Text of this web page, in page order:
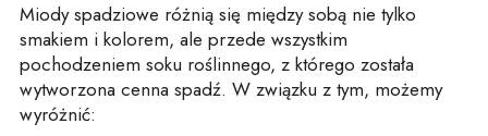
Miody spadziowe różnią się między sobą nie tylko
smakiem i kolorem, ale przede wszystkim
pochodzeniem soku roślinnego, z którego została
wytworzona cenna spadź. W związku z tym, możemy
wyróżnić: